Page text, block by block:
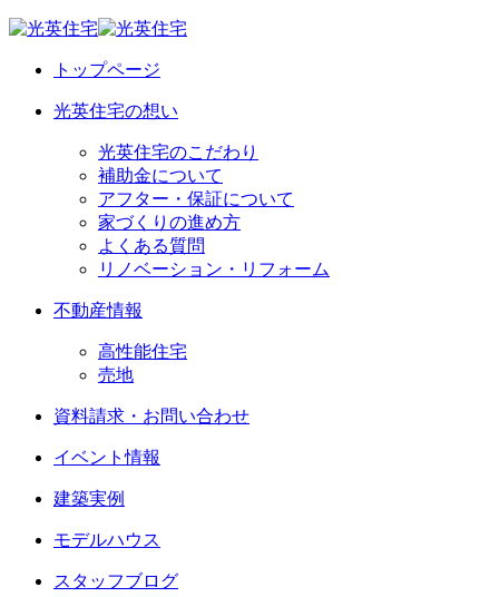
トップページ
光英住宅の想い
光英住宅のこだわり
補助金について
アフター・保証について
家づくりの進め方
よくある質問
リノベーション・リフォーム
不動産情報
高性能住宅
売地
資料請求・お問い合わせ
イベント情報
建築実例
モデルハウス
スタッフブログ